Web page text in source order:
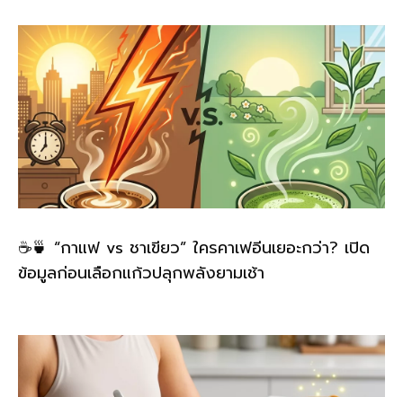
☕🍵 “กาแฟ vs ชาเขียว” ใครคาเฟอีนเยอะกว่า? เปิด
ข้อมูลก่อนเลือกแก้วปลุกพลังยามเช้า